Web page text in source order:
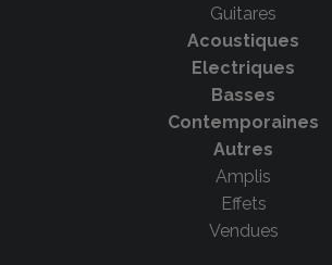
Guitares
Acoustiques
Electriques
Basses
Contemporaines
Autres
Amplis
Effets
Vendues